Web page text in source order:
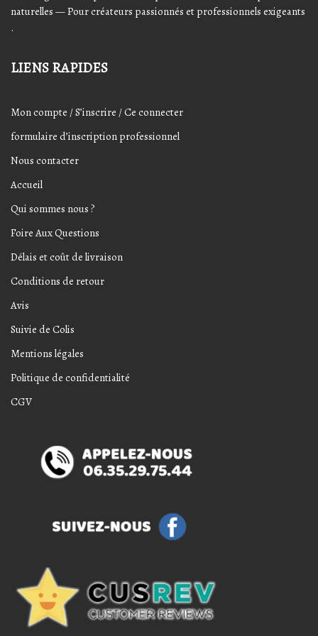
naturelles — Pour créateurs passionnés et professionnels exigeants
.
LIENS RAPIDES
Mon compte / S’inscrire / Ce connecter
formulaire d’inscription professionnel
Nous contacter
Accueil
Qui sommes nous ?
Foire Aux Questions
Délais et coût de livraison
Conditions de retour
Avis
Suivie de Colis
Mentions légales
Politique de confidentialité
CGV